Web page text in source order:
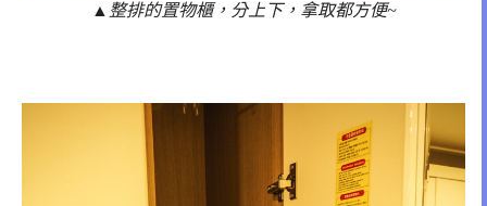
▲整排的置物櫃，分上下，拿取都方便~